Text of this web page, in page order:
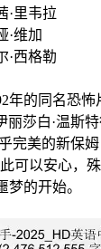
韦拉
加
格勒
的同名恐怖
莎白·温斯特
完美的新保姆
此可以安心
梦的开始。